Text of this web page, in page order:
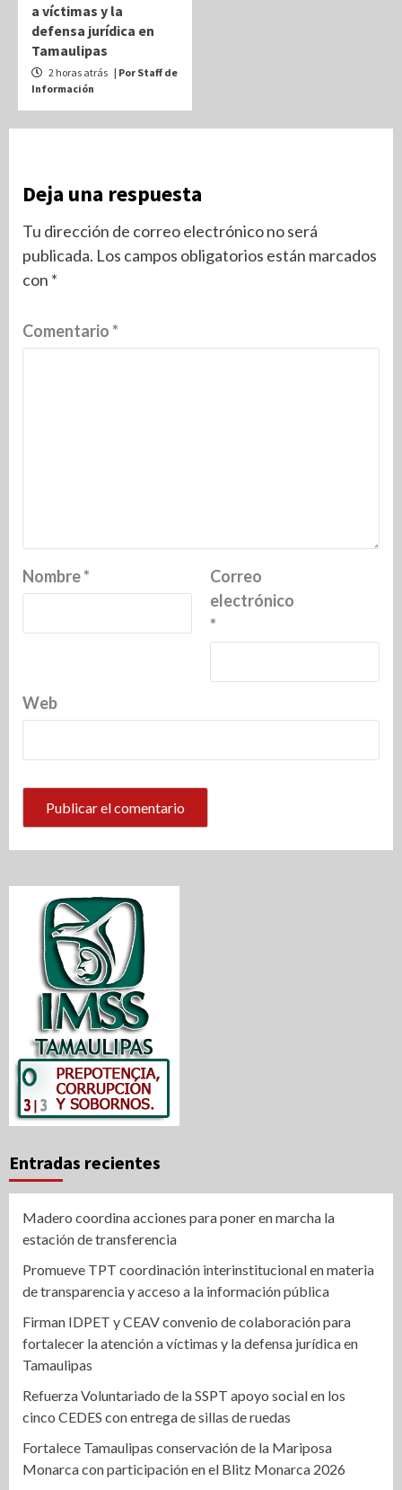
a víctimas y la
defensa jurídica en
Tamaulipas
2 horas atrás | Por Staff de
Información
Deja una respuesta
Tu dirección de correo electrónico no será
publicada. Los campos obligatorios están marcados
con *
Comentario*
Nombre*
Correo
electrónico
*
Web
Entradas recientes
Madero coordina acciones para poner en marcha la
estación de transferencia
Promueve TPT coordinación interinstitucional en materia
de transparencia y acceso a la información pública
Firman IDPET y CEAV convenio de colaboración para
fortalecer la atención a víctimas y la defensa jurídica en
Tamaulipas
Refuerza Voluntariado de la SSPT apoyo social en los
cinco CEDES con entrega de sillas de ruedas
Fortalece Tamaulipas conservación de la Mariposa
Monarca con participación en el Blitz Monarca 2026